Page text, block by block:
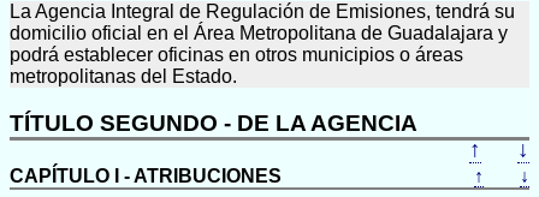
La Agencia Integral de Regulación de Emisiones, tendrá su
domicilio oficial en el Área Metropolitana de Guadalajara y
podrá establecer oficinas en otros municipios o áreas
metropolitanas del Estado.
TÍTULO SEGUNDO - DE LA AGENCIA
↑
↓
CAPÍTULO I - ATRIBUCIONES ↑ ↓